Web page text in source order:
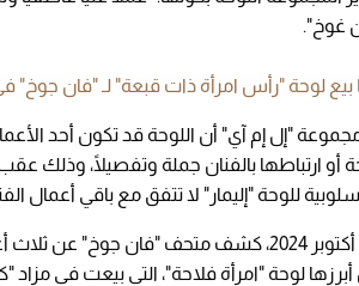
غوخ".
بيع لوحة "رأس امرأة ذات قبعة" لـ "فان جوخ" في مزاد بـ 1.8
"إل إم آي" أن اللوحة قد تكون أحد
للوحة "إليمار" لا تتفق مع باقي أعمال
يُذكر أنه في أكتوبر 2024، كشف متحف "فان